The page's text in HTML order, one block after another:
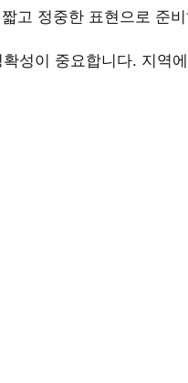
고 정중한 표현으로 준
성이 중요합니다. 지역